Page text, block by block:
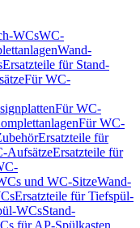
WCsWC-
Wand-
Ersatzteile für Stand-
Für WC-
Für WC-
Für WC-
Ersatzteile für
AufsätzeErsatzteile für
und WC-SitzeWand-
Ersatzteile für Tiefspül-
WCsStand-
für AP-Spülkasten